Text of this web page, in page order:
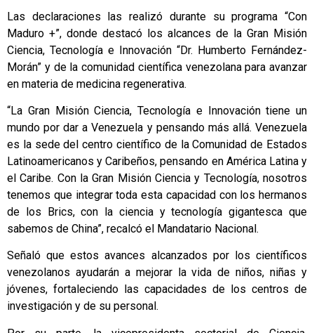
Las declaraciones las realizó durante su programa “Con
Maduro +”, donde destacó los alcances de la Gran Misión
Ciencia, Tecnología e Innovación “Dr. Humberto Fernández-
Morán” y de la comunidad científica venezolana para avanzar
en materia de medicina regenerativa.
“La Gran Misión Ciencia, Tecnología e Innovación tiene un
mundo por dar a Venezuela y pensando más allá. Venezuela
es la sede del centro científico de la Comunidad de Estados
Latinoamericanos y Caribeños, pensando en América Latina y
el Caribe. Con la Gran Misión Ciencia y Tecnología, nosotros
tenemos que integrar toda esta capacidad con los hermanos
de los Brics, con la ciencia y tecnología gigantesca que
sabemos de China”, recalcó el Mandatario Nacional.
Señaló que estos avances alcanzados por los científicos
venezolanos ayudarán a mejorar la vida de niños, niñas y
jóvenes, fortaleciendo las capacidades de los centros de
investigación y de su personal.